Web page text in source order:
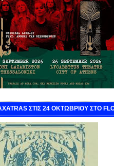
ΣΤΙΣ 24 ΟΚΤΩΒΡΙΟΥ ΣΤΟ